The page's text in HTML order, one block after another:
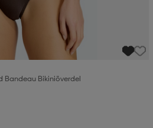
Bandeau Bikiniöverdel